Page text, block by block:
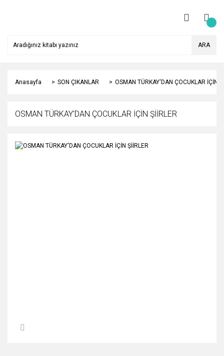
ARA
Anasayfa SON ÇIKANLAR OSMAN TÜRKAY'DAN ÇOCUKLAR İÇİN
OSMAN TÜRKAY'DAN ÇOCUKLAR İÇİN ŞİİRLER